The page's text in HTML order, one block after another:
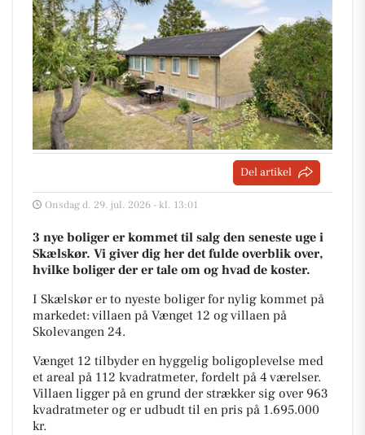
Del artikel
Onsdag d. 29. jul. 2026 - kl. 13:01
3 nye boliger er kommet til salg den seneste uge i
Skælskør. Vi giver dig her det fulde overblik over,
hvilke boliger der er tale om og hvad de koster.
I Skælskør er to nyeste boliger for nylig kommet på
markedet: villaen på Vænget 12 og villaen på
Skolevangen 24.
Vænget 12 tilbyder en hyggelig boligoplevelse med
et areal på 112 kvadratmeter, fordelt på 4 værelser.
Villaen ligger på en grund der strækker sig over 963
kvadratmeter og er udbudt til en pris på 1.695.000
kr.